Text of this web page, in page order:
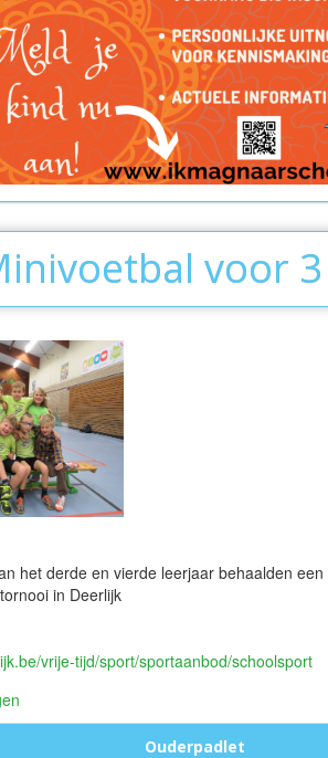
voor
het derde en vierde leerjaar behaalden
in Deerlijk
vrije-tijd/sport/sportaanbod/schoolsport
Ouderpadlet